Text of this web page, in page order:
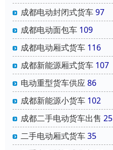
成都电动封闭式货车97
成都电动面包车 109
成都电动厢式货车 116
成都新能源厢式货车 107
电动重型货车供应86
成都新能源小货车 102
成都二手电动货车出售 25
二手电动厢式货车35